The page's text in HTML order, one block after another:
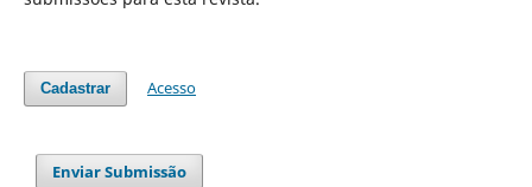
Cadastrar Acesso
Enviar Submissão